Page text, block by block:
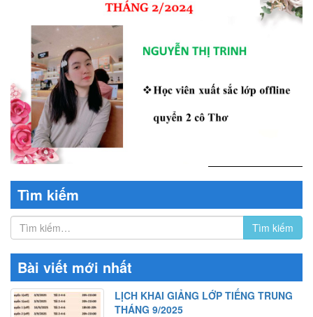
Tìm kiếm
Bài viết mới nhất
LỊCH KHAI GIẢNG LỚP TIẾNG TRUNG
THÁNG 9/2025